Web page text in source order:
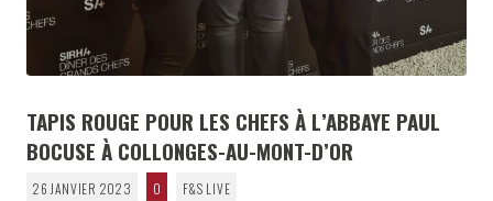
TAPIS ROUGE POUR LES CHEFS À L’ABBAYE PAUL
BOCUSE À COLLONGES-AU-MONT-D’OR
26 JANVIER 2023 0 F&S LIVE